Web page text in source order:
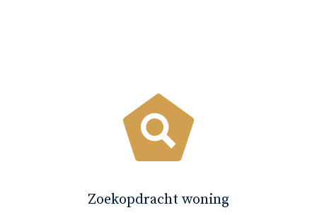
Zoekopdracht woning